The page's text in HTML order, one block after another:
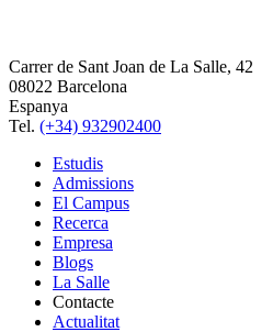
Carrer de Sant Joan de La Salle, 42
08022 Barcelona
Espanya
Tel. (+34) 932902400
Estudis
Admissions
El Campus
Recerca
Empresa
Blogs
La Salle
Contacte
Actualitat